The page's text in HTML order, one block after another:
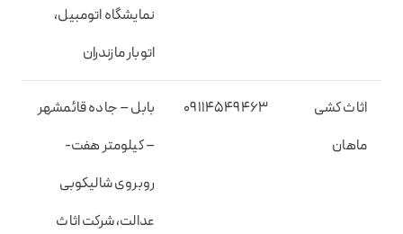
نمایشگاه اتومبیل،
اتوبار مازندران
اثاث کشی
ماهان
09114549463
بابل – جاده قائمشهر
– کیلومتر هفت-
روبروی شالیکوبی
عدالت، شرکت اثاث